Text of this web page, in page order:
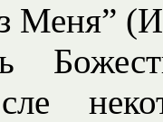
Меня”